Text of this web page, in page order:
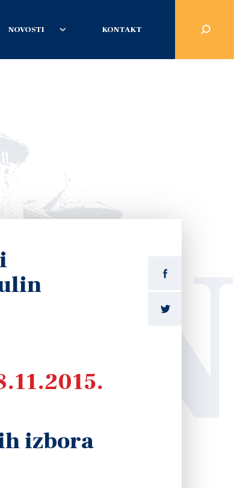
NOVOSTI KONTAKT
izbora